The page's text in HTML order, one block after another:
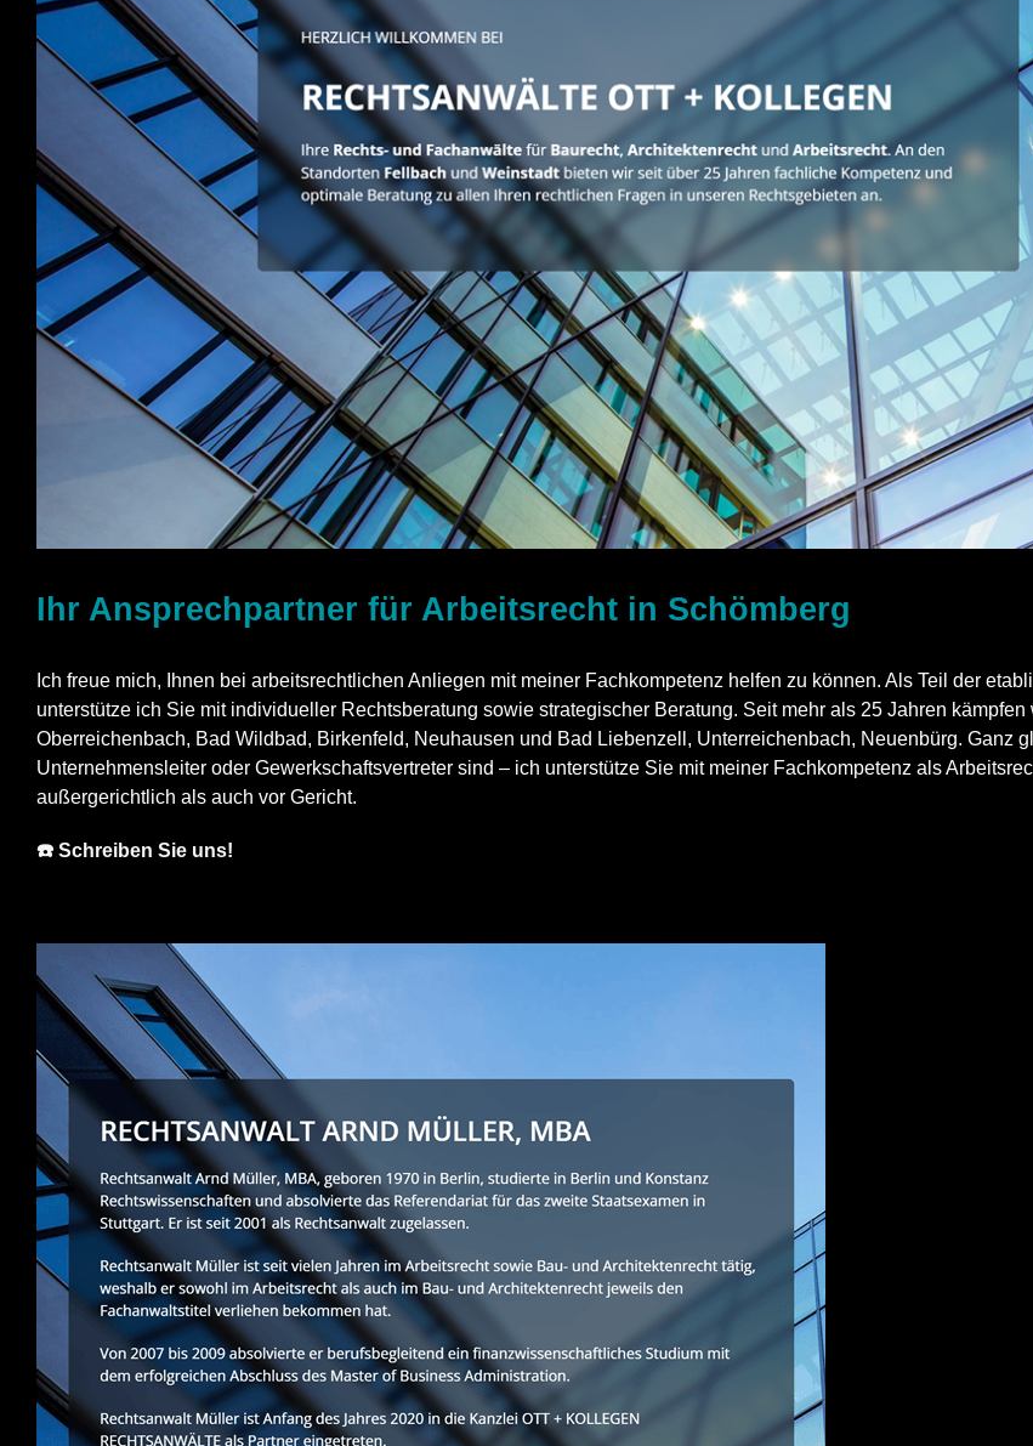
Ihr Ansprechpartner für Arbeitsrecht in Schömberg
Ich freue mich, Ihnen bei arbeitsrechtlichen Anliegen mit meiner Fachkompetenz helfen zu können. Als Teil der
unterstütze ich Sie mit individueller Rechtsberatung sowie strategischer Beratung. Seit mehr als 25 Jahren
Oberreichenbach, Bad Wildbad, Birkenfeld, Neuhausen und Bad Liebenzell, Unterreichenbach, Neuenbürg. Ganz
Unternehmensleiter oder Gewerkschaftsvertreter sind – ich unterstütze Sie mit meiner Fachkompetenz als
außergerichtlich als auch vor Gericht.
☎️ Schreiben Sie uns!